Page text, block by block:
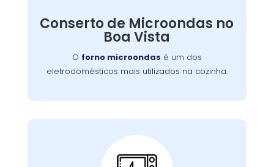
Conserto de Microondas no
Boa Vista
O forno microondas é um dos
eletrodomésticos mais utilizados na cozinha.
equipe está preparada para consertá-lo com
eficiência, garantindo sua funcionalidade no